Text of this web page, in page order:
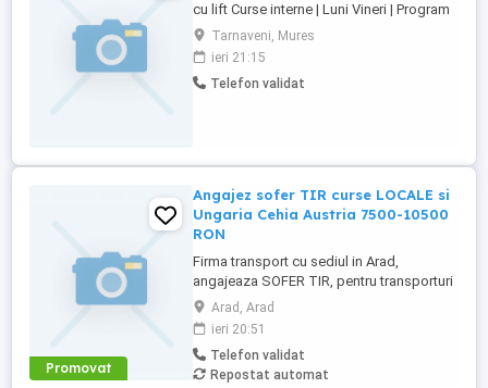
cu lift Curse interne | Luni Vineri | Program
stabil Căutăm un șofer responsabil și
serios, pentru un camion de 7,5 tone cu
lift, într-un mediu de lucru corect, stabil și
respectuos. Acest post este unul
Tarnaveni, Mures
ieri 21:15
Telefon validat
Promovat
Angajez sofer TIR curse LOCALE si
Ungaria Cehia Austria 7500-10500
RON
Firma transport cu sediul in Arad,
angajeaza SOFER TIR, pentru transporturi
LOCALE+UNGARIA CEHIA AUSTRIA. Se
descarca - incarca semiremorcile proprii
venite de la Extern. OFERIM: - pachet
salarial 7500 - 10500 RON net luna - durata
unei curse intre 1-5 zile, sunt zile in care se
Arad, Arad
ieri 20:51
Telefon validat
Repostat automat